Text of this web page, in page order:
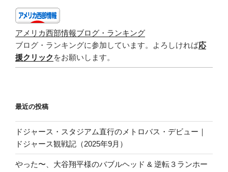
Yaki
(Ginger
Pork)”
の
アメリカ西部情報ブログ・ランキング
ブログ・ランキングに参加しています。よろしければ応
援クリック をお願いします。
最近の投稿
ドジャース・スタジアム直行のメトロバス・デビュー｜
ドジャース観戦記（2025年9月）
やった〜、大谷翔平様のバブルヘッド & 逆転３ランホー